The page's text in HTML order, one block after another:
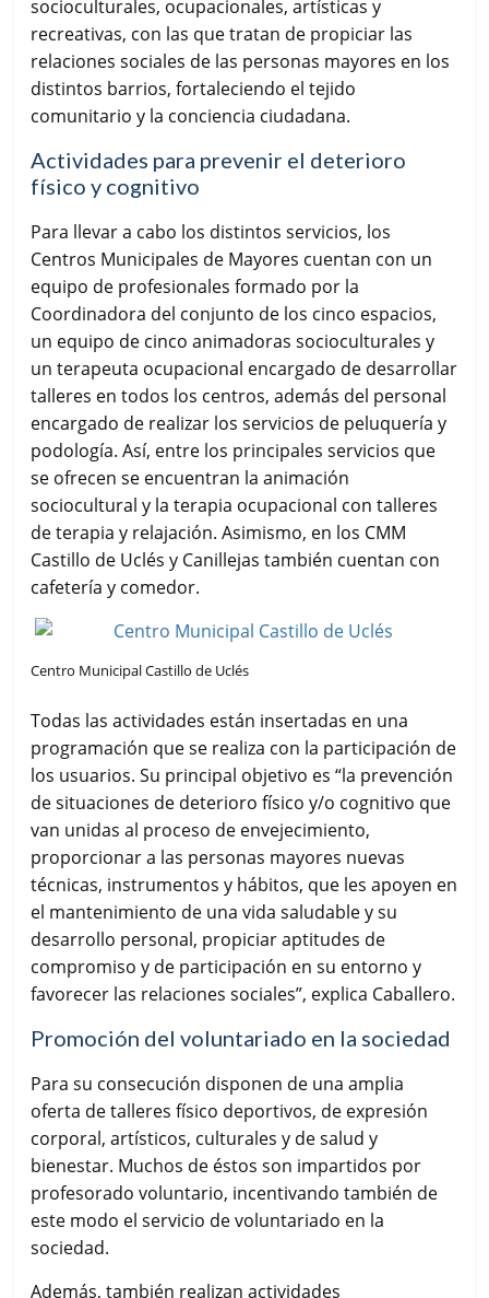
socioculturales, ocupacionales, artísticas y
recreativas, con las que tratan de propiciar las
relaciones sociales de las personas mayores en los
distintos barrios, fortaleciendo el tejido
comunitario y la conciencia ciudadana.
Actividades para prevenir el deterioro
físico y cognitivo
Para llevar a cabo los distintos servicios, los
Centros Municipales de Mayores cuentan con un
equipo de profesionales formado por la
Coordinadora del conjunto de los cinco espacios,
un equipo de cinco animadoras socioculturales y
un terapeuta ocupacional encargado de desarrollar
talleres en todos los centros, además del personal
encargado de realizar los servicios de peluquería y
podología. Así, entre los principales servicios que
se ofrecen se encuentran la animación
sociocultural y la terapia ocupacional con talleres
de terapia y relajación. Asimismo, en los CMM
Castillo de Uclés y Canillejas también cuentan con
cafetería y comedor.
Centro Municipal Castillo de Uclés
Todas las actividades están insertadas en una
programación que se realiza con la participación de
los usuarios. Su principal objetivo es “la prevención
de situaciones de deterioro físico y/o cognitivo que
van unidas al proceso de envejecimiento,
proporcionar a las personas mayores nuevas
técnicas, instrumentos y hábitos, que les apoyen en
el mantenimiento de una vida saludable y su
desarrollo personal, propiciar aptitudes de
compromiso y de participación en su entorno y
favorecer las relaciones sociales”, explica Caballero.
Promoción del voluntariado en la sociedad
Para su consecución disponen de una amplia
oferta de talleres físico deportivos, de expresión
corporal, artísticos, culturales y de salud y
bienestar. Muchos de éstos son impartidos por
profesorado voluntario, incentivando también de
este modo el servicio de voluntariado en la
sociedad.
Además, también realizan actividades